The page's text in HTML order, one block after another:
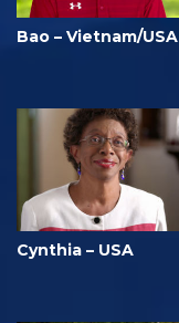
Bao – Vietnam/USA
Cynthia – USA